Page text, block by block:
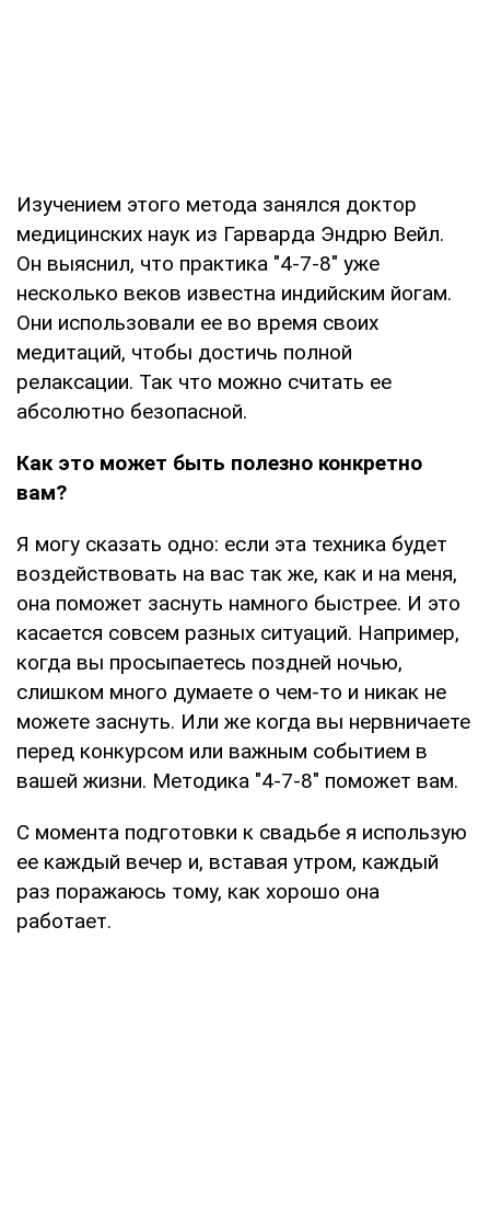
Изучением этого метода занялся доктор
медицинских наук из Гарварда Эндрю Вейл.
Он выяснил, что практика "4-7-8" уже
несколько веков известна индийским йогам.
Они использовали ее во время своих
медитаций, чтобы достичь полной
релаксации. Так что можно считать ее
абсолютно безопасной.
Как это может быть полезно конкретно
вам?
Я могу сказать одно: если эта техника будет
воздействовать на вас так же, как и на меня,
она поможет заснуть намного быстрее. И это
касается совсем разных ситуаций. Например,
когда вы просыпаетесь поздней ночью,
слишком много думаете о чем-то и никак не
можете заснуть. Или же когда вы нервничаете
перед конкурсом или важным событием в
вашей жизни. Методика "4-7-8" поможет вам.
С момента подготовки к свадьбе я использую
ее каждый вечер и, вставая утром, каждый
раз поражаюсь тому, как хорошо она
работает.